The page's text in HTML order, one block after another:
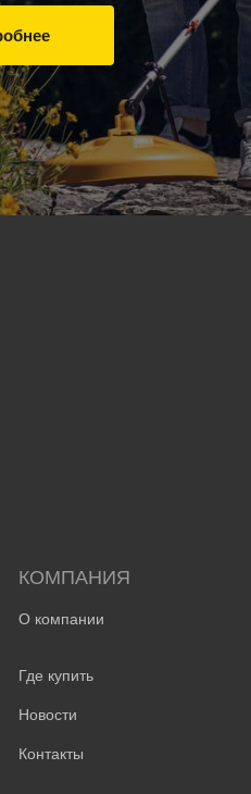
КОМПАНИЯ
О компании
Где купить
Новости
Контакты